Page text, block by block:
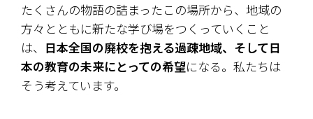
たくさんの物語の詰まったこの場所から、地域の
方々とともに新たな学び場をつくっていくこと
は、 日本全国の廃校を抱える過疎地域、そして日
本の教育の未来にとっての希望になる。私たちは
そう考えています。